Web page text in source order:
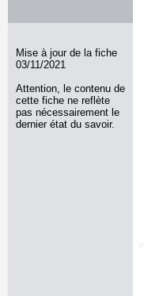
Mise à jour de la fiche
03/11/2021
Attention, le contenu de
cette fiche ne reflète
pas nécessairement le
dernier état du savoir.